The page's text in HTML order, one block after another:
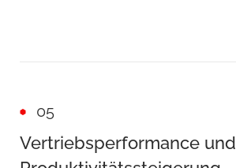
05
Vertriebsperformance und